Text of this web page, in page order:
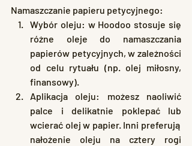
Namaszczanie papieru petycyjnego:
Wybór oleju: w Hoodoo stosuje się
różne oleje do namaszczania
papierów petycyjnych, w zależności
od celu rytuału (np. olej miłosny,
finansowy).
Aplikacja oleju: możesz naoliwić
palce i delikatnie poklepać lub
wcierać olej w papier. Inni preferują
nałożenie oleju na cztery rogi